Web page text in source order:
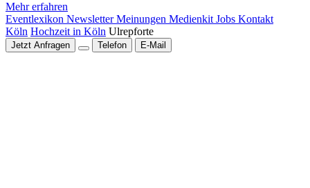
Mehr erfahren
Eventlexikon NewsletterMeinungen Medienkit Jobs Kontakt
Köln Hochzeit in Köln Ulrepforte
Jetzt Anfragen Telefon E-Mail